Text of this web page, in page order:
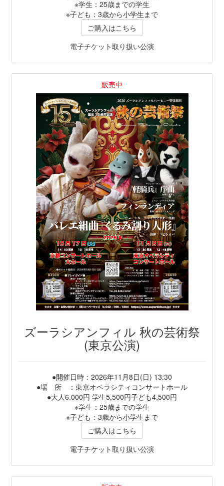
※学生：25歳までの学生
※子ども：3歳から小学生まで
ご購入はこちら
電子チケット取り扱い公演
販売中
ズーラシアンフィル 秋の芸術祭
(東京公演)
●開催日時：2026年11月8日(日) 13:30
●場 所 ：東京オペラシティコンサートホール
●大人6,000円 学生5,500円子ども4,500円
※学生：25歳までの学生
※子ども：3歳から小学生まで
ご購入はこちら
電子チケット取り扱い公演